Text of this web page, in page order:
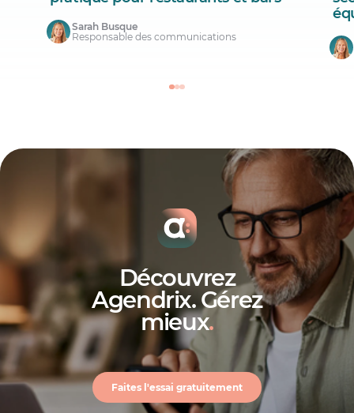
Sarah Busque
Responsable des communications
Découvrez
Agendrix. Gérez
mieux.
Faites l'essai gratuitement